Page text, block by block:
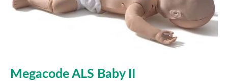
Megacode ALS Baby II